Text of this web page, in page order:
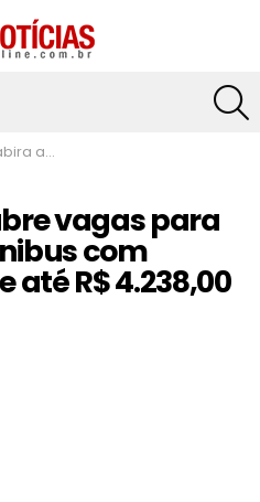
de até R$ 4.238,00
vagas para
com
R$ 4.238,00